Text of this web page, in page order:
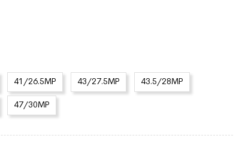
41/26.5MP 43/27.5MP 43.5/28MP
47/30MP